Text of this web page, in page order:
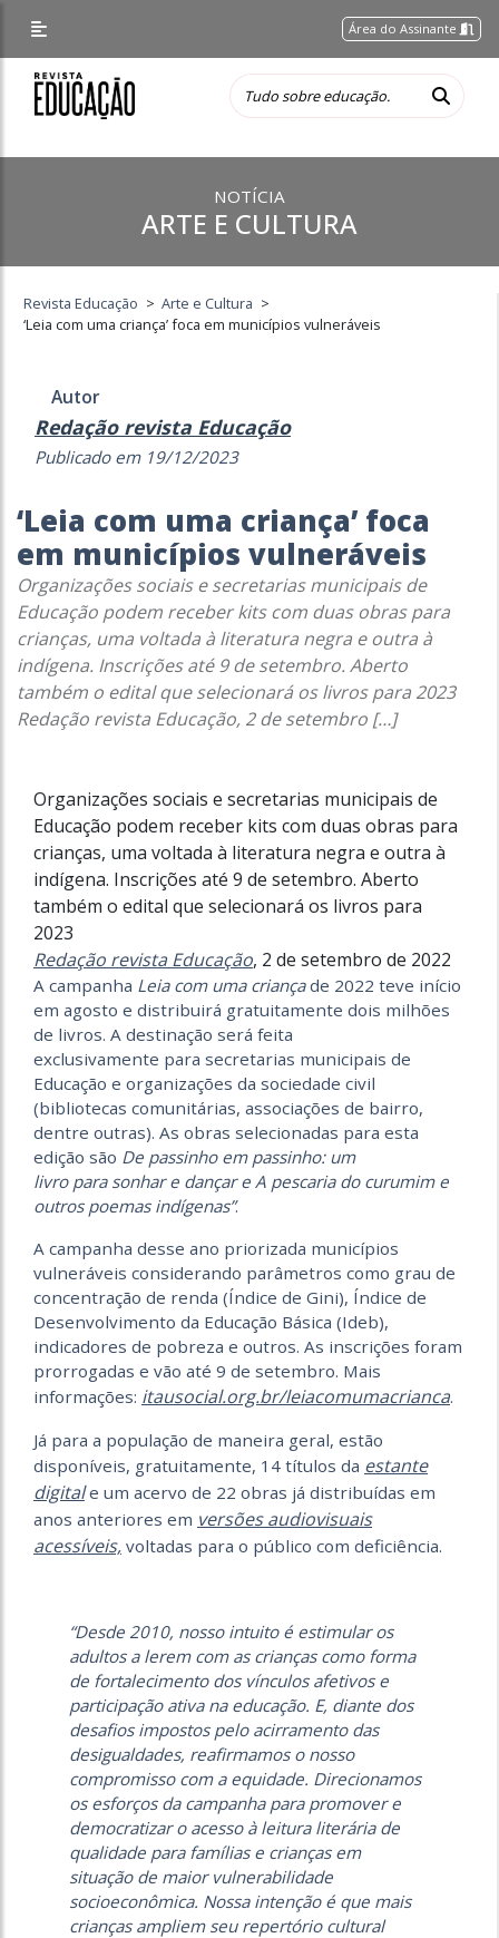
Área do Assinante
NOTÍCIA
ARTE E CULTURA
Revista Educação > Arte e Cultura >
‘Leia com uma criança’ foca em municípios vulneráveis
Autor
Redação revista Educação
Publicado em 19/12/2023
‘Leia com uma criança’ foca
em municípios vulneráveis
Organizações sociais e secretarias municipais de
Educação podem receber kits com duas obras para
crianças, uma voltada à literatura negra e outra à
indígena. Inscrições até 9 de setembro. Aberto
também o edital que selecionará os livros para 2023
Redação revista Educação, 2 de setembro […]
Organizações sociais e secretarias municipais de
Educação podem receber kits com duas obras para
crianças, uma voltada à literatura negra e outra à
indígena. Inscrições até 9 de setembro. Aberto
também o edital que selecionará os livros para
2023
Redação revista Educação, 2 de setembro de 2022
A campanha Leia com uma criançade 2022 teve início
em agosto e distribuirá gratuitamente dois milhões
de livros. A destinação será feita
exclusivamente para secretarias municipais de
Educação e organizações da sociedade civil
(bibliotecas comunitárias, associações de bairro,
dentre outras). As obras selecionadas para esta
edição são De passinho em passinho: um
livro para sonhar e dançar e A pescaria do curumim e
outros poemas indígenas”.
A campanha desse ano priorizada municípios
vulneráveis considerando parâmetros como grau de
concentração de renda (Índice de Gini), Índice de
Desenvolvimento da Educação Básica (Ideb),
indicadores de pobreza e outros. As inscrições foram
prorrogadas e vão até 9 de setembro. Mais
informações: itausocial.org.br/leiacomumacrianca.
Já para a população de maneira geral, estão
disponíveis, gratuitamente, 14 títulos da estante
digitale um acervo de 22 obras já distribuídas em
anos anteriores em versões audiovisuais
acessíveis, voltadas para o público com deficiência.
“Desde 2010, nosso intuito é estimular os
adultos a lerem com as crianças como forma
de fortalecimento dos vínculos afetivos e
participação ativa na educação. E, diante dos
desafios impostos pelo acirramento das
desigualdades, reafirmamos o nosso
compromisso com a equidade. Direcionamos
os esforços da campanha para promover e
democratizar o acesso à leitura literária de
qualidade para famílias e crianças em
situação de maior vulnerabilidade
socioeconômica. Nossa intenção é que mais
crianças ampliem seu repertório cultural